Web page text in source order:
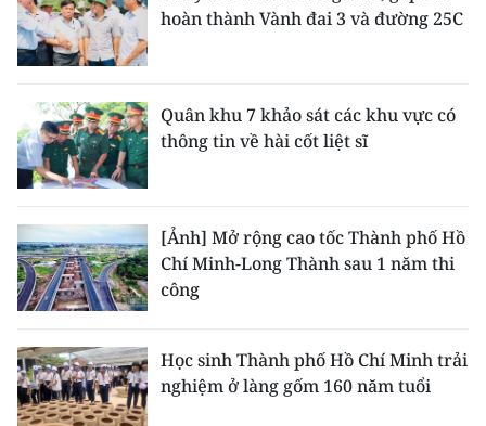
hoàn thành Vành đai 3 và đường 25C
Quân khu 7 khảo sát các khu vực có
thông tin về hài cốt liệt sĩ
[Ảnh] Mở rộng cao tốc Thành phố Hồ
Chí Minh-Long Thành sau 1 năm thi
công
Học sinh Thành phố Hồ Chí Minh trải
nghiệm ở làng gốm 160 năm tuổi